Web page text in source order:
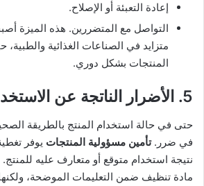
إعادة التعبئة أو الإصلاح.
التواصل مع المتضررين. هذه الميزة
متزايد في الصناعات الغذائية
المنتجات بشكل دوري.
5. الأضرار الناتجة عن الاستخدام المتوقع
حتى في حالة استخدام المنتج بالطريقة
في ضرر.تأمين مسؤولية المنتجات يوفر
نتيجة استخدام متوقع أو متعارف عليه
مادة تنظيف ضمن التعليمات الموضحة،